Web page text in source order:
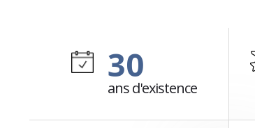
30
ans d'existence